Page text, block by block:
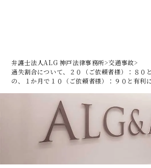
弁護士法人ALG 神戸法律事務所>交通事故>
過失割合について、２０（ご依頼者様）：８０
の、１か月で１０（ご依頼者様）：９０と有利